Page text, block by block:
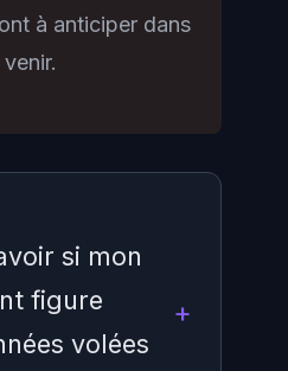
à anticiper dans
si mon
figure
volées